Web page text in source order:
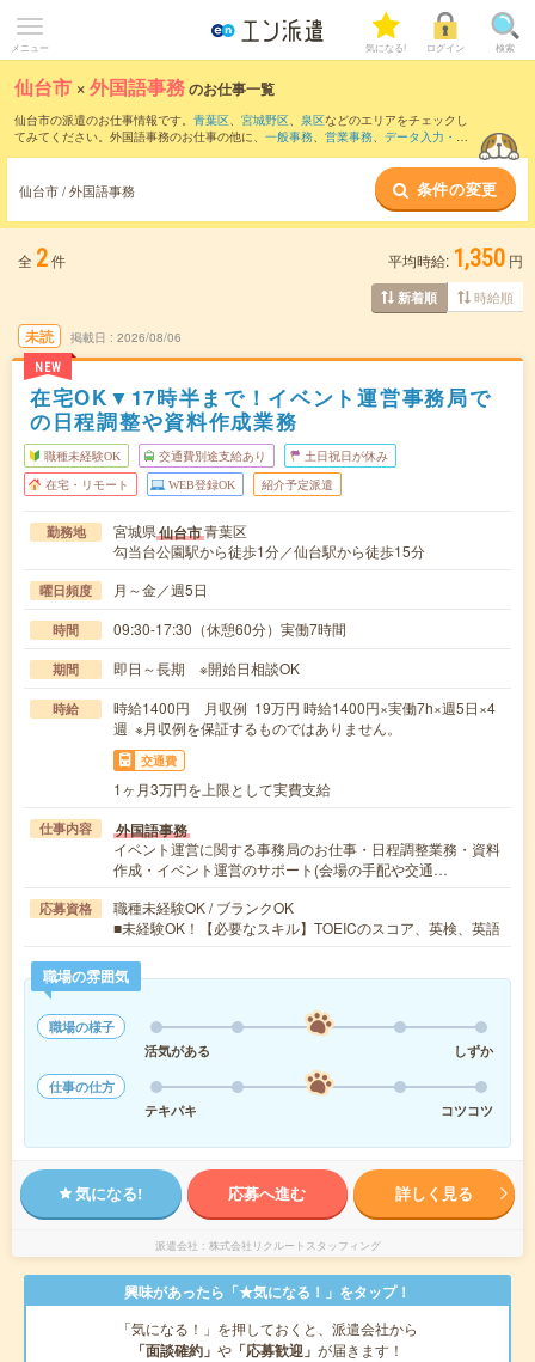
メニュー 気になる! ログイン 検索
仙台市 ×外国語事務のお仕事一覧
仙台市の派遣のお仕事情報です。 青葉区、 宮城野区、 泉区などのエリアをチェックし
てみてください。外国語事務のお仕事の他に、 一般事務、 営業事務、 データ入力・タ
外国語事務のお仕事と
は？とは？
仙台市 / 外国語事務 条件の変更
全 2件 平均時給: 1,350 円
新着順 時給順
未読
NEW
掲載日 2026/08/06
在宅OK▼17時半まで！イベント運営事務局で
の日程調整や資料作成業務
職種未経験OK 交通費別途支給あり 土日祝日が休み
在宅・リモート WEB登録OK 紹介予定派遣
勤務地 宮城県仙台市青葉区
勾当台公園駅から徒歩1分／仙台駅から徒歩15分
曜日頻度 月～金／週5日
時間 09:30-17:30（休憩60分）実働7時間
期間 即日～長期 ※開始日相談OK
時給
時給1400円 月収例 19万円 時給1400円×実働7h×週5日×4
週 ※月収例を保証するものではありません。
交通費
1ヶ月3万円を上限として実費支給
仕事内容 外国語事務
イベント運営に関する事務局のお仕事・日程調整業務・資料
作成・イベント運営のサポート(会場の手配や交通…
応募資格
職種未経験OK / ブランクOK
■未経験OK！【必要なスキル】TOEICのスコア、英検、英語
職場の雰囲気
職場の様子
活気がある
しずか
仕事の仕方
テキパキ
コツコツ
気になる! 応募へ進む 詳しく見る
派遣会社 株式会社リクルートスタッフィング
興味があったら「★気になる！」をタップ！
「気になる！」を押しておくと、派遣会社から
「面談確約」 や 「応募歓迎」 が届きます！